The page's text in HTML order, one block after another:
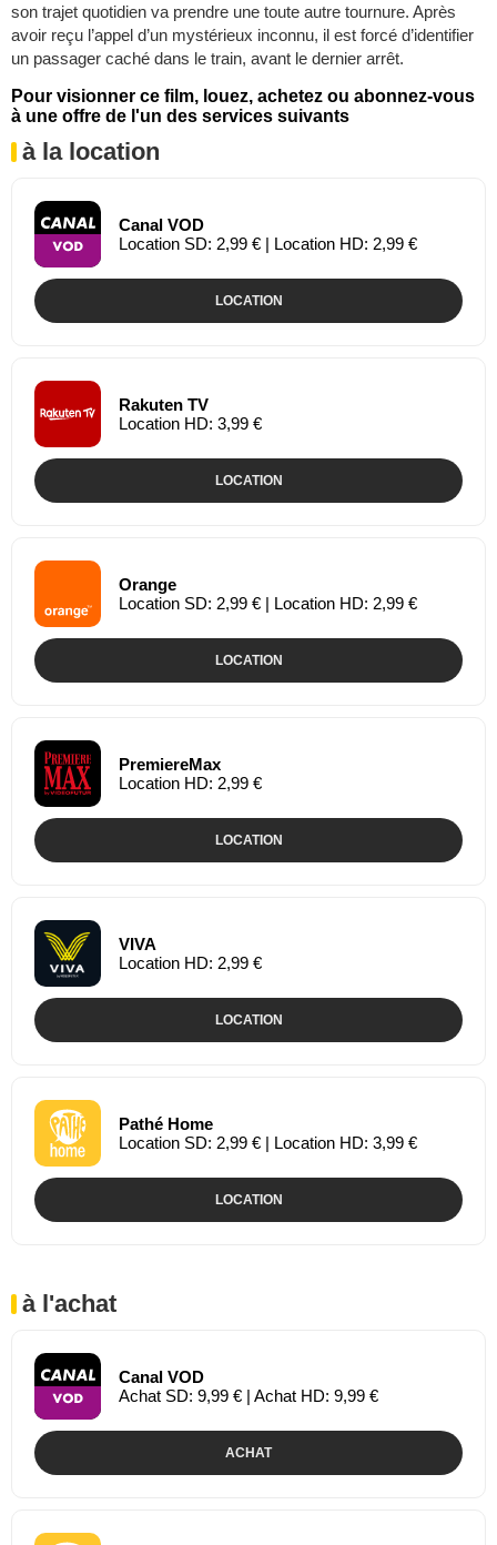
son trajet quotidien va prendre une toute autre tournure. Après
avoir reçu l’appel d’un mystérieux inconnu, il est forcé d’identifier
un passager caché dans le train, avant le dernier arrêt.
Pour visionner ce film, louez, achetez ou abonnez-vous
à une offre de l'un des services suivants
à la location
Canal VOD
Location SD: 2,99 € | Location HD: 2,99 €
LOCATION
Rakuten TV
Location HD: 3,99 €
LOCATION
Orange
Location SD: 2,99 € | Location HD: 2,99 €
LOCATION
PremiereMax
Location HD: 2,99 €
LOCATION
VIVA
Location HD: 2,99 €
LOCATION
Pathé Home
Location SD: 2,99 € | Location HD: 3,99 €
LOCATION
à l'achat
Canal VOD
Achat SD: 9,99 € | Achat HD: 9,99 €
ACHAT